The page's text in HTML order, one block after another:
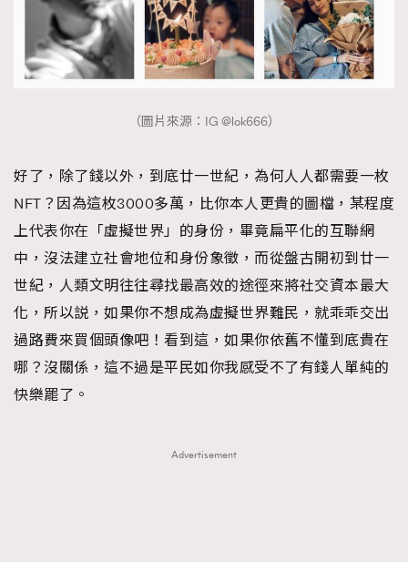
（圖片來源：IG @lok666）
好了，除了錢以外，到底廿一世紀，為何人人都需要一枚
NFT？因為這枚3000多萬，比你本人更貴的圖檔，某程度
上代表你在「虛擬世界」的身份，畢竟扁平化的互聯網
中，沒法建立社會地位和身份象徵，而從盤古開初到廿一
世紀，人類文明往往尋找最高效的途徑來將社交資本最大
化，所以説，如果你不想成為虛擬世界難民，就乖乖交出
過路費來買個頭像吧！看到這，如果你依舊不懂到底貴在
哪？沒關係，這不過是平民如你我感受不了有錢人單純的
快樂罷了。
Advertisement